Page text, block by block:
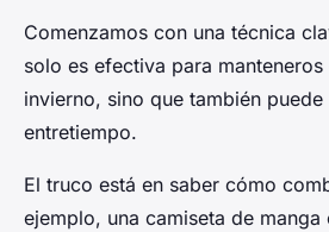
Comenzamos con una técnica
solo es efectiva para manteneros
invierno, sino que también
entretiempo.
El truco está en saber cómo
ejemplo, una camiseta de